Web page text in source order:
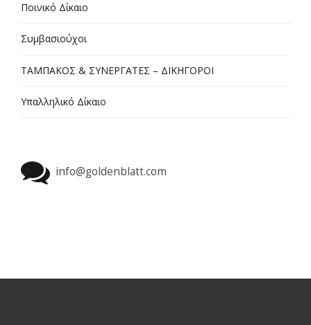
Ποινικό Δίκαιο
Συμβασιούχοι
ΤΑΜΠΑΚΟΣ & ΣΥΝΕΡΓΑΤΕΣ – ΔΙΚΗΓΟΡΟΙ
Υπαλληλικό Δίκαιο
info@goldenblatt.com